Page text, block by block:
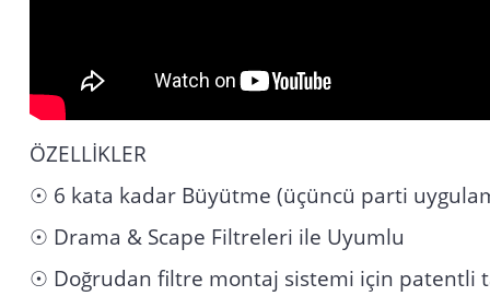
ÖZELLİKLER
☉ 6 kata kadar Büyütme (üçüncü parti
☉ Drama & Scape Filtreleri ile Uyumlu
☉ Doğrudan filtre montaj sistemi için patentli